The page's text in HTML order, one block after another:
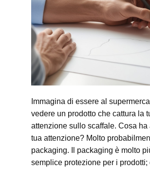
Immagina di essere al
vedere un prodotto che cattura la
attenzione sullo scaffale. Cosa ha
tua attenzione? Molto
packaging. Il packaging è molto
semplice protezione per i prodotti;